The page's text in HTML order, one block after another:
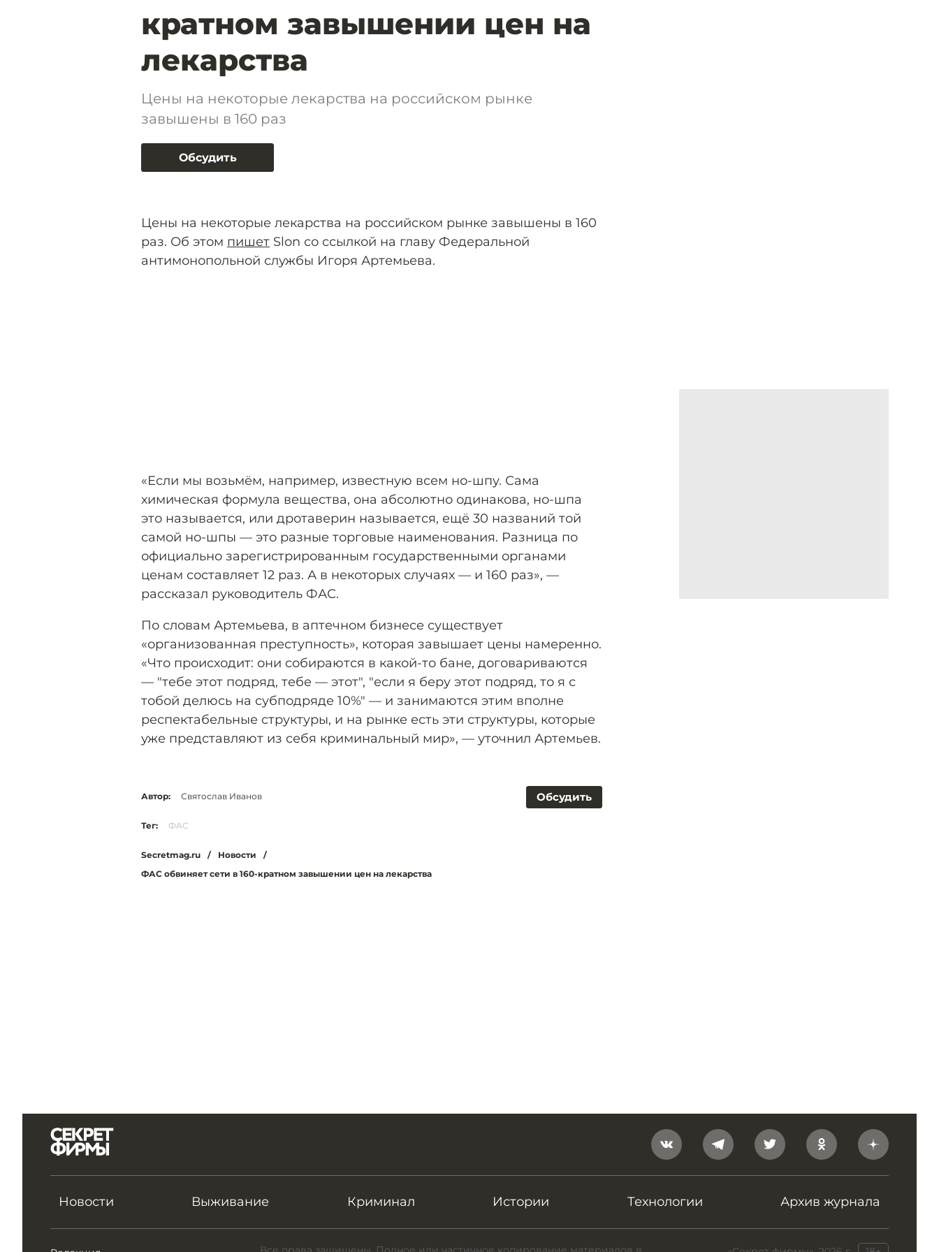
кратном завышении цен на
лекарства
Цены на некоторые лекарства на российском рынке
завышены в 160 раз
Обсудить
Цены на некоторые лекарства на российском рынке завышены в 160
раз. Об этом пишет Slon со ссылкой на главу Федеральной
антимонопольной службы Игоря Артемьева.
«Если мы возьмём, например, известную всем но-шпу. Сама
химическая формула вещества, она абсолютно одинакова, но-шпа
это называется, или дротаверин называется, ещё 30 названий той
самой но-шпы — это разные торговые наименования. Разница по
официально зарегистрированным государственными органами
ценам составляет 12 раз. А в некоторых случаях — и 160 раз», —
рассказал руководитель ФАС.
По словам Артемьева, в аптечном бизнесе существует
«организованная преступность», которая завышает цены намеренно.
«Что происходит: они собираются в какой-то бане, договариваются
— "тебе этот подряд, тебе — этот", "если я беру этот подряд, то я с
тобой делюсь на субподряде 10%" — и занимаются этим вполне
респектабельные структуры, и на рынке есть эти структуры, которые
уже представляют из себя криминальный мир», — уточнил Артемьев.
Обсудить
Автор: Святослав Иванов
Тег: ФАС
Secretmag.ru / Новости
/
ФАС обвиняет сети в 160-кратном завышении цен на лекарства
Новости Выживание Криминал Истории Технологии Архив журнала